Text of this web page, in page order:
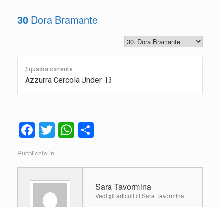
30 Dora Bramante
Squadra corrente
Azzurra Cercola Under 13
F
a
c
e
b
T
wi
tt
er
W
h
at n
vi
Pubblicato in .
Sara Tavormina
Vedi gli articoli di Sara Tavormina